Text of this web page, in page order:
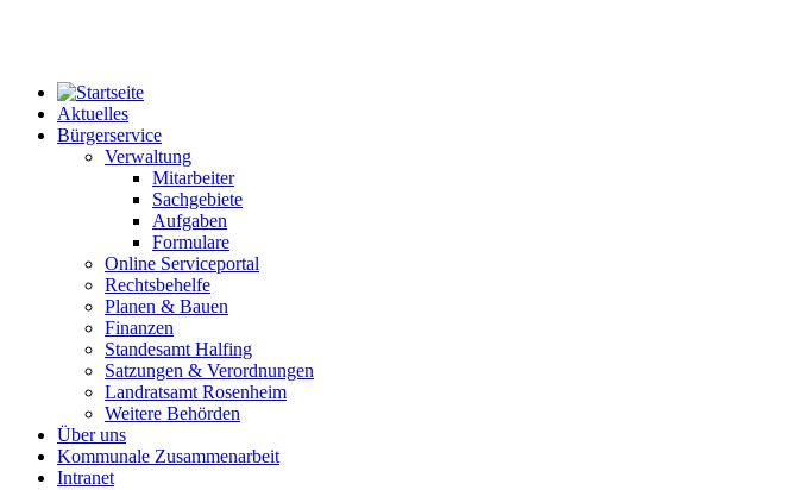
Aktuelles
Bürgerservice
Verwaltung
Mitarbeiter
Sachgebiete
Aufgaben
Formulare
Online Serviceportal
Rechtsbehelfe
Planen & Bauen
Finanzen
Standesamt Halfing
Satzungen & Verordnungen
Landratsamt Rosenheim
Weitere Behörden
Über uns
Kommunale Zusammenarbeit
Intranet